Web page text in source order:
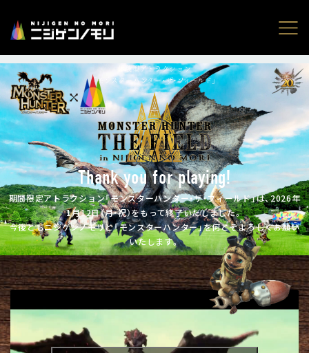
体験型アトラクション
「モンスターハンター・ザ・フィールド」
Thank you for playing!
期間限定アトラクション「モンスターハンター・ザ・フィールド」は、2026年
1月12日（月・祝）をもって終了いたしました。
今後ともニジゲンノモリと「モンスターハンター」を何とぞよろしくお願い
いたします。